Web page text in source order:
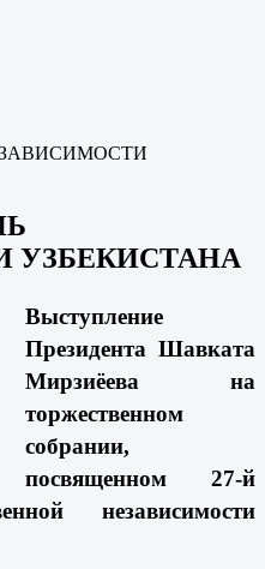
УЗБЕКИСТАНА
Выступление
Президента Шавката
Мирзиёева на
торжественном
собрании,
посвященном 27-й
независимости